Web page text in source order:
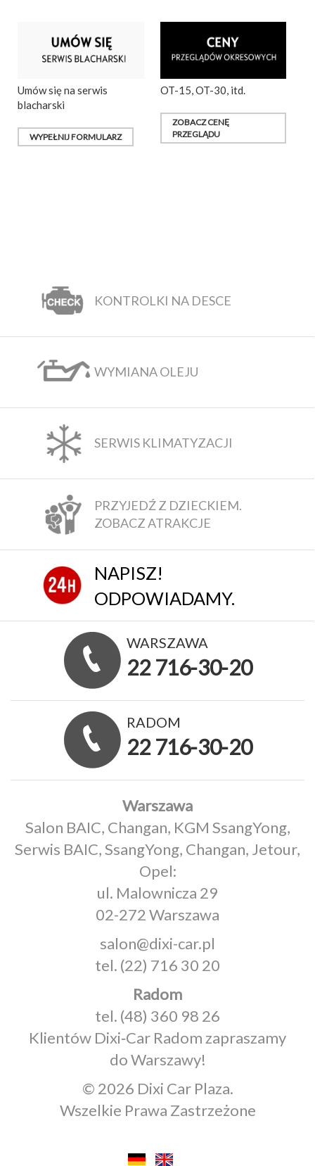
Umów się na serwis
blacharski
WYPEŁNIJ FORMULARZ
OT-15, OT-30, itd.
ZOBACZ CENĘ
PRZEGLĄDU
KONTROLKI NA DESCE
WYMIANA OLEJU
SERWIS KLIMATYZACJI
PRZYJEDŹ Z DZIECKIEM.
ZOBACZ ATRAKCJE
NAPISZ!
ODPOWIADAMY.
WARSZAWA
22 716-30-20
RADOM
22 716-30-20
Warszawa
Salon BAIC, Changan, KGM SsangYong,
Serwis BAIC, SsangYong, Changan, Jetour,
Opel:
ul. Malownicza 29
02-272 Warszawa
salon@dixi-car.pl
tel. (22) 716 30 20
Radom
tel. (48) 360 98 26
Klientów Dixi‑Car Radom zapraszamy
do Warszawy!
© 2026 Dixi Car Plaza.
Wszelkie Prawa Zastrzeżone